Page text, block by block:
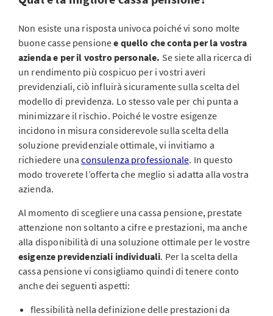
Non esiste una risposta univoca poiché vi sono molte
buone casse pensionee quello che conta per la vostra
azienda e per il vostro personale. Se siete alla ricerca di
un rendimento più cospicuo per i vostri averi
previdenziali, ciò influirà sicuramente sulla scelta del
modello di previdenza. Lo stesso vale per chi punta a
minimizzare il rischio. Poiché le vostre esigenze
incidono in misura considerevole sulla scelta della
soluzione previdenziale ottimale, vi invitiamo a
richiedere unaconsulenza professionale. In questo
modo troverete l’offerta che meglio si adatta alla vostra
azienda.
Al momento di scegliere una cassa pensione, prestate
attenzione non soltanto a cifre e prestazioni, ma anche
alla disponibilità di una soluzione ottimale per le vostre
esigenze previdenziali individuali. Per la scelta della
cassa pensione vi consigliamo quindi di tenere conto
anche dei seguenti aspetti:
flessibilità nella definizione delle prestazioni da